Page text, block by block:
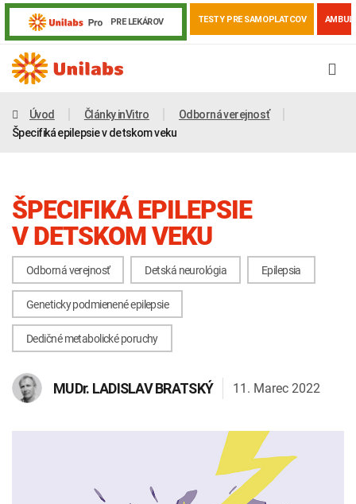
PRE LEKÁROV TESTY PRE SAMOPLATCOV
Genetika Covid-19
Výsledky vyšetrení Kortizol
Human papillomavirus (HPV)
Úvod Články inVitro
Odborná verejnosť
Špecifiká epilepsie v detskom veku
ŠPECIFIKÁ EPILEPSIE
V DETSKOM VEKU
Odborná verejnosť Detská neurológia Epilepsia
Geneticky podmienené epilepsie
Dedičné metabolické poruchy
MUDr. LADISLAV BRATSKÝ 11. Marec 2022